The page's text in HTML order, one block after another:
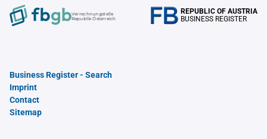
Verrechnungstelle
Republik Österreich
REPUBLIC OF AUSTRIA
BUSINESS REGISTER
Business Register - Search
Imprint
Contact
Sitemap